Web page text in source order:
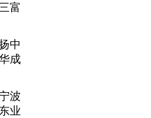
三富
中
成
波
东业